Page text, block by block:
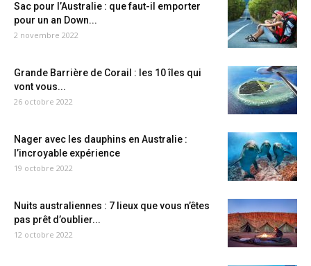
Sac pour l’Australie : que faut-il emporter
pour un an Down...
2 novembre 2022
Grande Barrière de Corail : les 10 îles qui
vont vous...
26 octobre 2022
Nager avec les dauphins en Australie :
l’incroyable expérience
19 octobre 2022
Nuits australiennes : 7 lieux que vous n’êtes
pas prêt d’oublier...
12 octobre 2022